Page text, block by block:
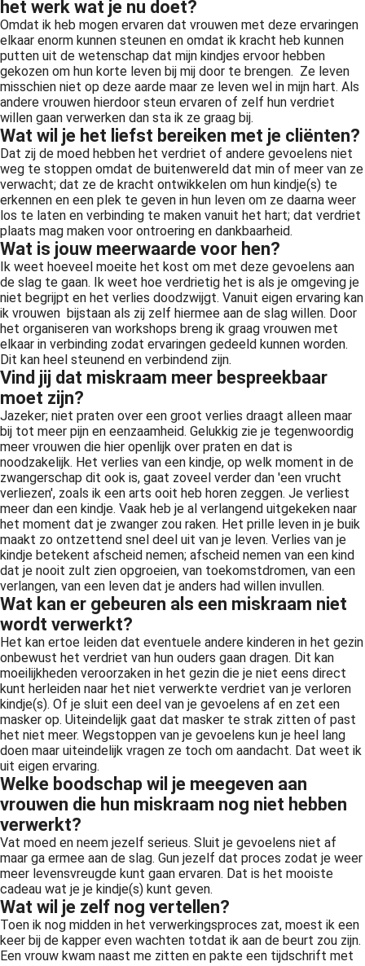
het werk wat je nu doet?
Omdat ik heb mogen ervaren dat vrouwen met deze ervaringen
elkaar enorm kunnen steunen en omdat ik kracht heb kunnen
putten uit de wetenschap dat mijn kindjes ervoor hebben
gekozen om hun korte leven bij mij door te brengen. Ze leven
misschien niet op deze aarde maar ze leven wel in mijn hart. Als
andere vrouwen hierdoor steun ervaren of zelf hun verdriet
willen gaan verwerken dan sta ik ze graag bij.
Wat wil je het liefst bereiken met je cliënten?
Dat zij de moed hebben het verdriet of andere gevoelens niet
weg te stoppen omdat de buitenwereld dat min of meer van ze
verwacht; dat ze de kracht ontwikkelen om hun kindje(s) te
erkennen en een plek te geven in hun leven om ze daarna weer
los te laten en verbinding te maken vanuit het hart; dat verdriet
plaats mag maken voor ontroering en dankbaarheid.
Wat is jouw meerwaarde voor hen?
Ik weet hoeveel moeite het kost om met deze gevoelens aan
de slag te gaan. Ik weet hoe verdrietig het is als je omgeving je
niet begrijpt en het verlies doodzwijgt. Vanuit eigen ervaring kan
ik vrouwen bijstaan als zij zelf hiermee aan de slag willen. Door
het organiseren van workshops breng ik graag vrouwen met
elkaar in verbinding zodat ervaringen gedeeld kunnen worden.
Dit kan heel steunend en verbindend zijn.
Vind jij dat miskraam meer bespreekbaar
moet zijn?
Jazeker; niet praten over een groot verlies draagt alleen maar
bij tot meer pijn en eenzaamheid. Gelukkig zie je tegenwoordig
meer vrouwen die hier openlijk over praten en dat is
noodzakelijk. Het verlies van een kindje, op welk moment in de
zwangerschap dit ook is, gaat zoveel verder dan 'een vrucht
verliezen', zoals ik een arts ooit heb horen zeggen. Je verliest
meer dan een kindje. Vaak heb je al verlangend uitgekeken naar
het moment dat je zwanger zou raken. Het prille leven in je buik
maakt zo ontzettend snel deel uit van je leven. Verlies van je
kindje betekent afscheid nemen; afscheid nemen van een kind
dat je nooit zult zien opgroeien, van toekomstdromen, van een
verlangen, van een leven dat je anders had willen invullen.
Wat kan er gebeuren als een miskraam niet
wordt verwerkt?
Het kan ertoe leiden dat eventuele andere kinderen in het gezin
onbewust het verdriet van hun ouders gaan dragen. Dit kan
moeilijkheden veroorzaken in het gezin die je niet eens direct
kunt herleiden naar het niet verwerkte verdriet van je verloren
kindje(s). Of je sluit een deel van je gevoelens af en zet een
masker op. Uiteindelijk gaat dat masker te strak zitten of past
het niet meer. Wegstoppen van je gevoelens kun je heel lang
doen maar uiteindelijk vragen ze toch om aandacht. Dat weet ik
uit eigen ervaring.
Welke boodschap wil je meegeven aan
vrouwen die hun miskraam nog niet hebben
verwerkt?
Vat moed en neem jezelf serieus. Sluit je gevoelens niet af
maar ga ermee aan de slag. Gun jezelf dat proces zodat je weer
meer levensvreugde kunt gaan ervaren. Dat is het mooiste
cadeau wat je je kindje(s) kunt geven.
Wat wil je zelf nog vertellen?
Toen ik nog midden in het verwerkingsproces zat, moest ik een
keer bij de kapper even wachten totdat ik aan de beurt zou zijn.
Een vrouw kwam naast me zitten en pakte een tijdschrift met